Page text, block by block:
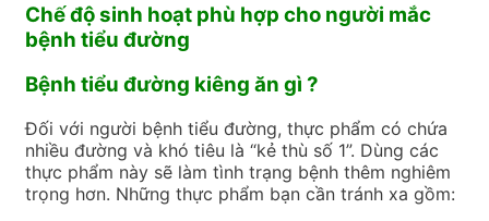
Chế độ sinh hoạt phù hợp cho người mắc
bệnh tiểu đường
Bệnh tiểu đường kiêng ăn gì ?
Đối với người bệnh tiểu đường, thực phẩm có chứa
nhiều đường và khó tiêu là “kẻ thù số 1”. Dùng các
thực phẩm này sẽ làm tình trạng bệnh thêm nghiêm
trọng hơn. Những thực phẩm bạn cần tránh xa gồm: